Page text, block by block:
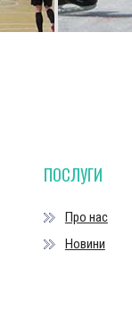
ПОСЛУГИ
Про нас
Новини